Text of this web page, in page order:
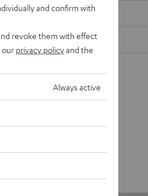
and confirm with
revoke them with effect
our privacy policyand the
Always active